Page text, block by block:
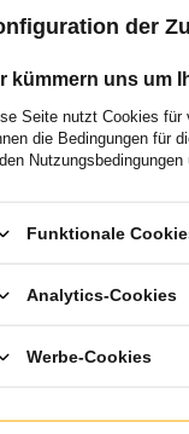
ECHTHEITSGARANTIE
der
kümmern uns um
Seite nutzt Cookies für
die Bedingungen für
Funktionale
Analytics-Cookies
Werbe-Cookies